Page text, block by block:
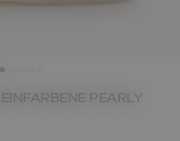
PEARLY